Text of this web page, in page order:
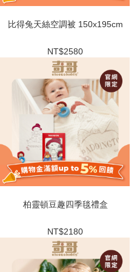
比得兔天絲空調被 150x195cm
NT$2580
柏靈頓豆趣四季毯禮盒
NT$2180